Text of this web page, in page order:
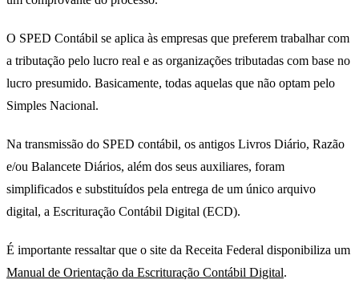
O SPED Contábil se aplica às empresas que preferem trabalhar com
a tributação pelo lucro real e as organizações tributadas com base no
lucro presumido. Basicamente, todas aquelas que não optam pelo
Simples Nacional.
Na transmissão do SPED contábil, os antigos Livros Diário, Razão
e/ou Balancete Diários, além dos seus auxiliares, foram
simplificados e substituídos pela entrega de um único arquivo
digital, a Escrituração Contábil Digital (ECD).
É importante ressaltar que o site da Receita Federal disponibiliza um
Manual de Orientação da Escrituração Contábil Digital.